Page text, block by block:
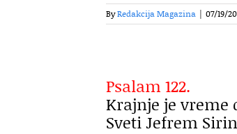
ByRedakcija Magazina | 07/19/
Psalam 122.
Krajnje je vreme
Sveti Jefrem Sirin